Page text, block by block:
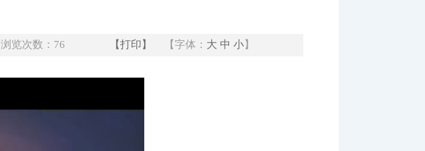
浏览次数： 76 【打印】 【字体： 大 中 小】